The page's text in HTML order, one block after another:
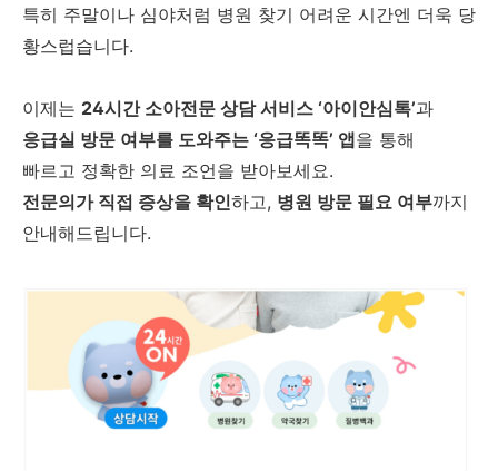
특히 주말이나 심야처럼 병원 찾기 어려운 시간엔 더욱 당
황스럽습니다.
이제는 24시간 소아전문 상담 서비스 ‘아이안심톡’과
응급실 방문 여부를 도와주는 ‘응급똑똑’ 앱을 통해
빠르고 정확한 의료 조언을 받아보세요.
전문의가 직접 증상을 확인하고, 병원 방문 필요 여부까지
안내해드립니다.